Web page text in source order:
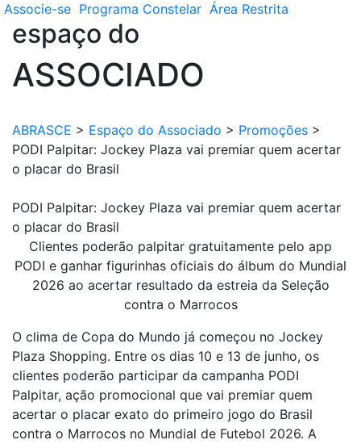
Associe-se Programa Constelar Área Restrita
espaço do
ASSOCIADO
ABRASCE > Espaço do Associado > Promoções >
PODI Palpitar: Jockey Plaza vai premiar quem acertar
o placar do Brasil
PODI Palpitar: Jockey Plaza vai premiar quem acertar
o placar do Brasil
Clientes poderão palpitar gratuitamente pelo app
PODI e ganhar figurinhas oficiais do álbum do Mundial
2026 ao acertar resultado da estreia da Seleção
contra o Marrocos
O clima de Copa do Mundo já começou no Jockey
Plaza Shopping. Entre os dias 10 e 13 de junho, os
clientes poderão participar da campanha PODI
Palpitar, ação promocional que vai premiar quem
acertar o placar exato do primeiro jogo do Brasil
contra o Marrocos no Mundial de Futebol 2026. A